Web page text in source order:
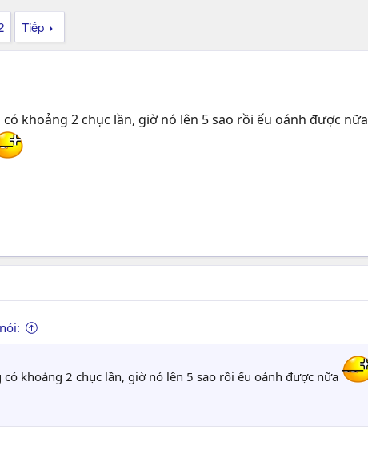
Tiếp
khoảng 2 chục lần, giờ nó lên 5 sao rồi ếu oánh được nữa
khoảng 2 chục lần, giờ nó lên 5 sao rồi ếu oánh được nữa